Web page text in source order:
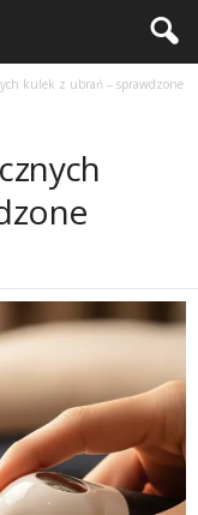
kulek z ubrań – sprawdzone